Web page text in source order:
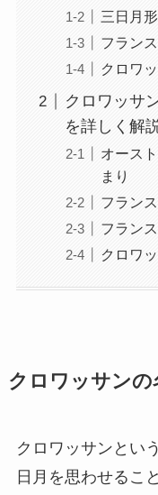
三日月
フラン
クロワ
クロワッサ
を詳しく解
オース
まり
フラン
フラン
クロワ
クロワッサンの
クロワッサンとい
日月を思わせるこ